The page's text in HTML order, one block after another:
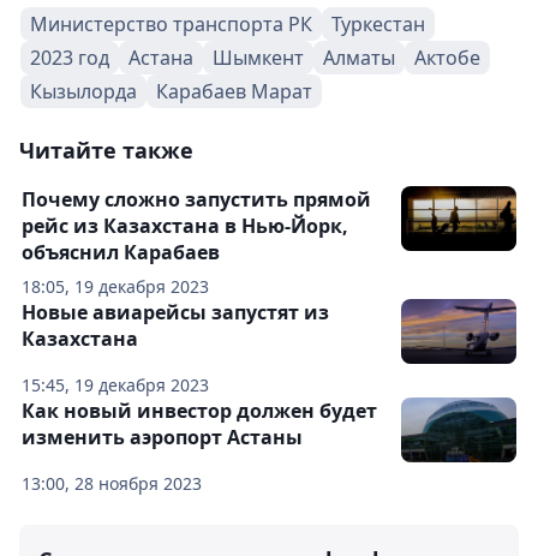
Министерство транспорта РК
Туркестан
2023 год
Астана Шымкент Алматы
Актобе
Кызылорда
Карабаев Марат
Читайте также
18:05, 19 декабря 2023
Почему сложно запустить прямой
рейс из Казахстана в Нью-Йорк,
объяснил Карабаев
15:45, 19 декабря 2023
Новые авиарейсы запустят из
Казахстана
13:00, 28 ноября 2023
Как новый инвестор должен будет
изменить аэропорт Астаны